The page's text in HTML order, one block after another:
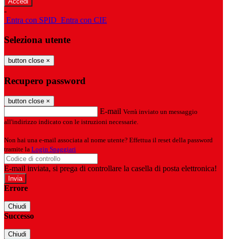
-
Entra con SPID Entra con CIE
Seleziona utente
button close ×
Recupero password
button close ×
E-mail Verrà inviato un messaggio
all'indirizzo indicato con le istruzioni necessarie.
Non hai una e-mail associata al nome utente? Effettua il reset della password
tramite la Login Spaggiari
E-mail inviata, si prega di controllare la casella di posta elettronica!
Errore
Chiudi
Successo
Chiudi